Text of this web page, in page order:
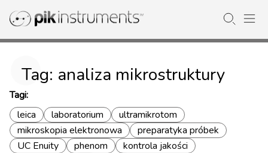
Tag: analiza mikrostruktury
Tagi:
leica
laboratorium
ultramikrotom
mikroskopia elektronowa
preparatyka próbek
UC Enuity
phenom
kontrola jakości